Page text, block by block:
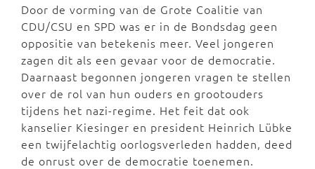
Door de vorming van de Grote Coalitie van
CDU/CSU en SPD was er in de Bondsdag geen
oppositie van betekenis meer. Veel jongeren
zagen dit als een gevaar voor de democratie.
Daarnaast begonnen jongeren vragen te stellen
over de rol van hun ouders en grootouders
tijdens het nazi-regime. Het feit dat ook
kanselier Kiesinger en president Heinrich Lübke
een twijfelachtig oorlogsverleden hadden, deed
de onrust over de democratie toenemen.